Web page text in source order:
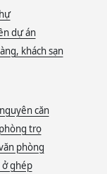
dự án
khách sạn
căn
trọ
phòng
ghép